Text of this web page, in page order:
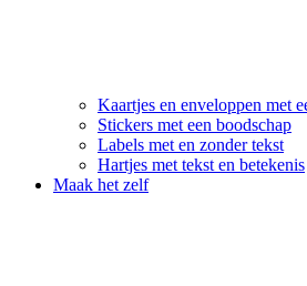
Kaartjes en enveloppen met
Stickers met een boodschap
Labels met en zonder tekst
Hartjes met tekst en betekenis
Maak het zelf